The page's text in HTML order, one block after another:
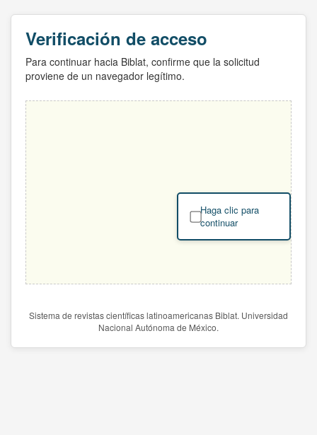
Verificación de acceso
Para continuar hacia Biblat, confirme que la solicitud
proviene de un navegador legítimo.
Haga clic para
continuar
Sistema de revistas científicas latinoamericanas Biblat. Universidad
Nacional Autónoma de México.